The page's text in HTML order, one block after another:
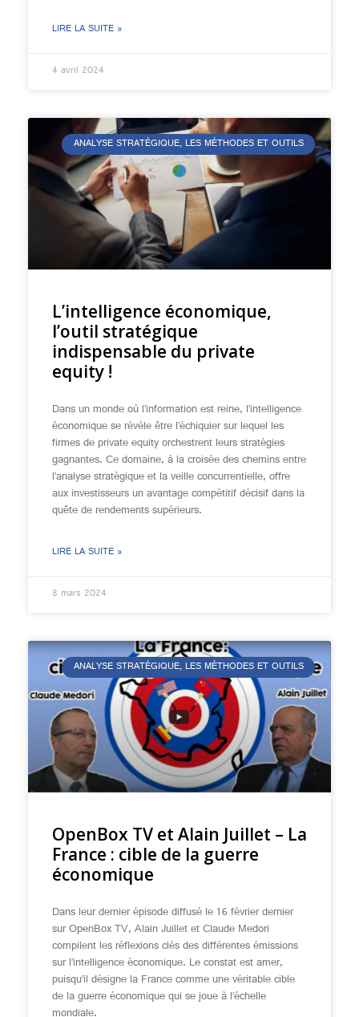
LIRE LA SUITE »
4 avril 2024
ANALYSE STRATÉGIQUE, LES MÉTHODES ET OUTILS
L’intelligence économique,
l’outil stratégique
indispensable du private
equity !
Dans un monde où l’information est reine, l’intelligence
économique se révèle être l’échiquier sur lequel les
firmes de private equity orchestrent leurs stratégies
gagnantes. Ce domaine, à la croisée des chemins entre
l’analyse stratégique et la veille concurrentielle, offre
aux investisseurs un avantage compétitif décisif dans la
quête de rendements supérieurs.
LIRE LA SUITE »
8 mars 2024
ANALYSE STRATÉGIQUE, LES MÉTHODES ET OUTILS
OpenBox TV et Alain Juillet – La
France : cible de la guerre
économique
Dans leur dernier épisode diffusé le 16 février dernier
sur OpenBox TV, Alain Juillet et Claude Medori
compilent les réflexions clés des différentes émissions
sur l’intelligence économique. Le constat est amer,
puisqu’il désigne la France comme une véritable cible
de la guerre économique qui se joue à l’échelle